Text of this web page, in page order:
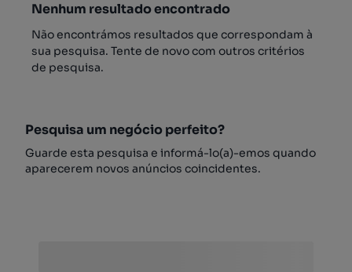
Nenhum resultado encontrado
Não encontrámos resultados que correspondam à
sua pesquisa. Tente de novo com outros critérios
de pesquisa.
Pesquisa um negócio perfeito?
Guarde esta pesquisa e informá-lo(a)-emos quando
aparecerem novos anúncios coincidentes.